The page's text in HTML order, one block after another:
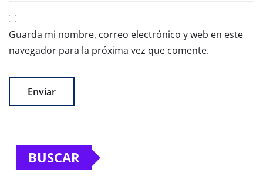
Guarda mi nombre, correo electrónico y web en este
navegador para la próxima vez que comente.
BUSCAR